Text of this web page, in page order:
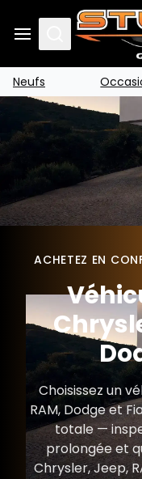
Search
Neufs
ACHETEZ EN
Choisissez un
RAM, Dodge et
totale —
prolongée et
Chrysler, Jeep,